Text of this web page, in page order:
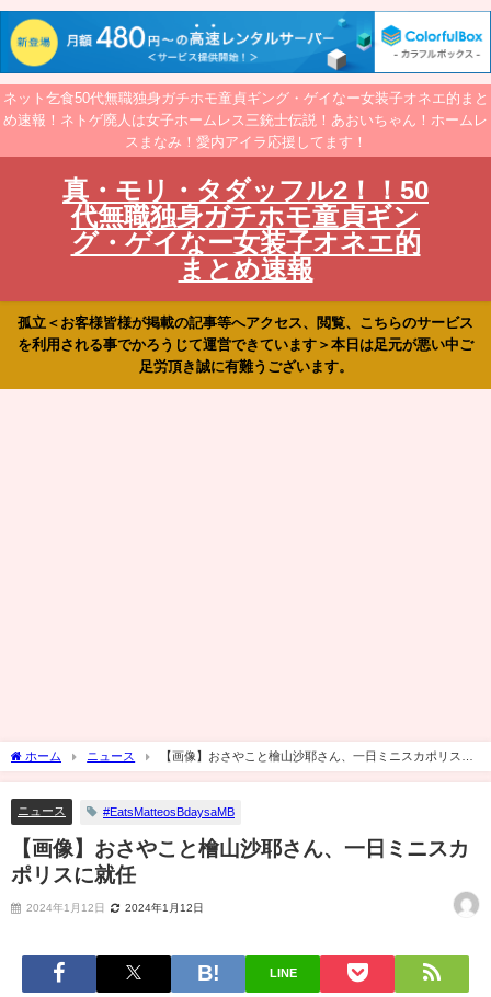
ネット乞食50代無職独身ガチホモ童貞ギング・ゲイなー女装子オネエ的まと
め速報！ネトゲ廃人は女子ホームレス三銃士伝説！あおいちゃん！ホームレ
スまなみ！愛内アイラ応援してます！
真・モリ・タダッフル2！！50
代無職独身ガチホモ童貞ギン
グ・ゲイなー女装子オネエ的
まとめ速報
孤立＜お客様皆様が掲載の記事等へアクセス、閲覧、こちらのサービス
を利用される事でかろうじて運営できています＞本日は足元が悪い中ご
足労頂き誠に有難うございます。
ホーム ニュース
【画像】おさやこと檜山沙耶さん、一日ミニスカポリスに
就任
ニュース #EatsMatteosBdaysaMB
【画像】おさやこと檜山沙耶さん、一日ミニスカ
ポリスに就任
2024年1月12日 2024年1月12日
LINE